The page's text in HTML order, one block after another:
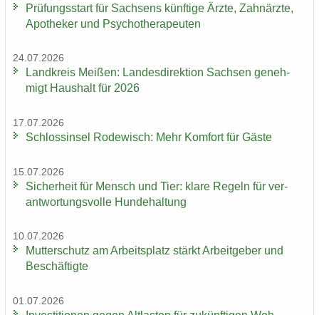
Prü­fungs­start für Sach­sens künf­ti­ge Ärzte, Zahn­ärz­te,
Apo­the­ker und Psy­cho­the­ra­peu­ten
24.07.2026
Land­kreis Mei­ßen: Lan­des­di­rek­ti­on Sach­sen ge­neh­
migt Haus­halt für 2026
17.07.2026
Schloss­in­sel Ro­de­wisch: Mehr Kom­fort für Gäste
15.07.2026
Si­cher­heit für Mensch und Tier: klare Re­geln für ver­
ant­wor­tungs­vol­le Hun­de­hal­tung
10.07.2026
Mut­ter­schutz am Ar­beits­platz stärkt Ar­beit­ge­ber und
Be­schäf­tig­te
01.07.2026